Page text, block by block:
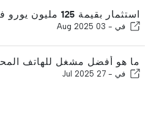
استثمار بقيمة 125 مليون يورو في تطوير الغارف
في - 03 Aug 2025
ما هو أفضل مشغل للهاتف
في - 27 Jul 2025